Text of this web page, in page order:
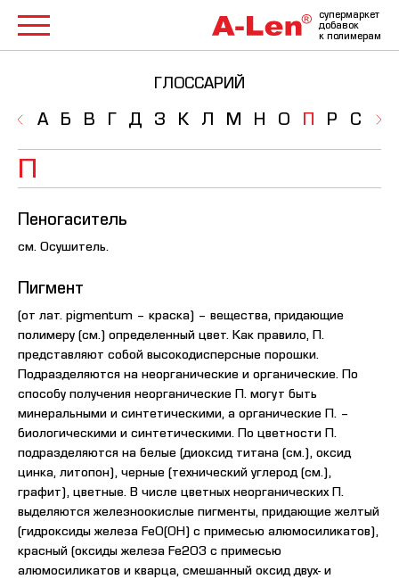
супермаркет
добавок
к полимерам
ГЛОССАРИЙ
А Б В Г Д З К Л М Н О П Р С Т
П
Пеногаситель
см. Осушитель.
Пигмент
(от лат. pigmentum – краска) – вещества, придающие
полимеру (см.) определенный цвет. Как правило, П.
представляют собой высокодисперсные порошки.
Подразделяются на неорганические и органические. По
способу получения неорганические П. могут быть
минеральными и синтетическими, а органические П. –
биологическими и синтетическими. По цветности П.
подразделяются на белые (диоксид титана (см.), оксид
цинка, литопон), черные (технический углерод (см.),
графит), цветные. В числе цветных неорганических П.
выделяются железноокислые пигменты, придающие желтый
(гидроксиды железа FeO(OH) с примесью алюмосиликатов),
красный (оксиды железа Fe2O3 с примесью
алюмосиликатов и кварца, смешанный оксид двух- и